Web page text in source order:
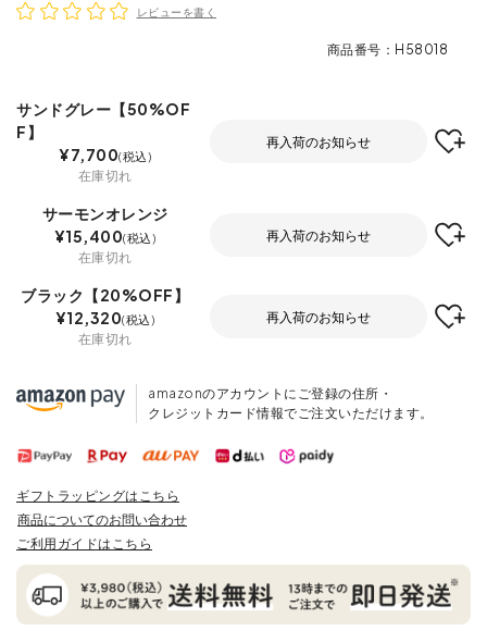
レビューを書く
商品番号 H58018
サンドグレー【50%OF
F】
¥7,700 税込
在庫切れ
再入荷のお知らせ
サーモンオレンジ
¥15,400 税込
在庫切れ
再入荷のお知らせ
ブラック【20%OFF】
¥12,320 税込
在庫切れ
再入荷のお知らせ
amazonのアカウントにご登録の住所・
クレジットカード情報でご注文いただけます。
ギフトラッピングはこちら
商品についてのお問い合わせ
ご利用ガイドはこちら